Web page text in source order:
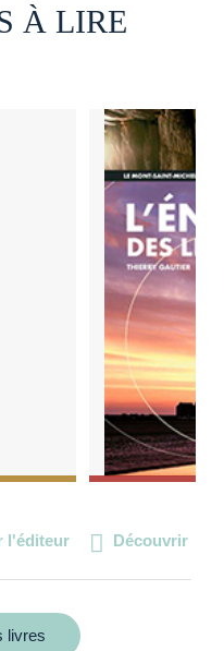
À LIRE
l'éditeur Découvrir
livres